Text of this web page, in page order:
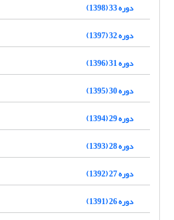
دوره 33 (1398)
دوره 32 (1397)
دوره 31 (1396)
دوره 30 (1395)
دوره 29 (1394)
دوره 28 (1393)
دوره 27 (1392)
دوره 26 (1391)